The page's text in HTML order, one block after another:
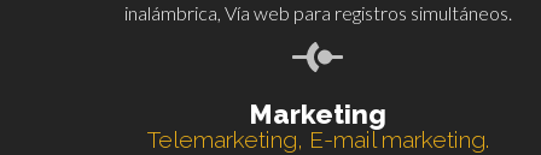
inalámbrica, Vía web para registros simultáneos.
Marketing
Telemarketing, E-mail marketing.